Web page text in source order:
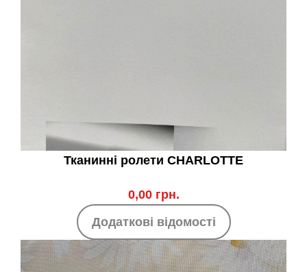
Тканинні ролети CHARLOTTE
0,00 грн.
Додаткові відомості